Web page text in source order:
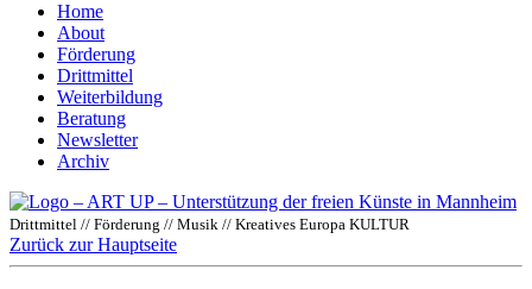
Home
About
Förderung
Drittmittel
Weiterbildung
Beratung
Newsletter
Archiv
Drittmittel // Förderung // Musik // Kreatives Europa KULTUR
Zurück zur Hauptseite